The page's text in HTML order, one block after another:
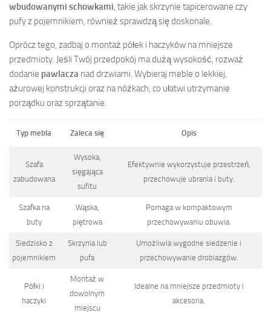
wbudowanymi schowkami , takie jak skrzynie tapicerowane czy
pufy z pojemnikiem, również sprawdzą się doskonale.
Oprócz tego, zadbaj o montaż półek i haczyków na mniejsze
przedmioty. Jeśli Twój przedpokój ma dużą wysokość, rozważ
dodanie pawlacza nad drzwiami. Wybieraj meble o lekkiej,
ażurowej konstrukcji oraz na nóżkach, co ułatwi utrzymanie
porządku oraz sprzątanie.
Typ mebla Zaleca się Opis
Szafa
zabudowana
Wysoka,
sięgająca
sufitu
Efektywnie wykorzystuje przestrzeń,
przechowuje ubrania i buty.
Szafka na
buty
Wąska,
piętrowa
Pomaga w kompaktowym
przechowywaniu obuwia.
Siedzisko z
pojemnikiem
Skrzynia lub
pufa
Umożliwia wygodne siedzenie i
przechowywanie drobiazgów.
Półki i
haczyki
Montaż w
dowolnym
miejscu
Idealne na mniejsze przedmioty i
akcesoria.